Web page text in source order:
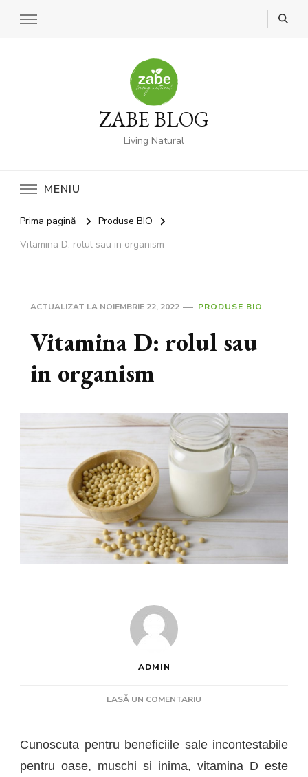
ZABE BLOG
Living Natural
MENIU
Prima pagină
Produse BIO
Vitamina D: rolul sau in organism
ACTUALIZAT LA NOIEMBRIE 22, 2022 PRODUSE BIO
Vitamina D: rolul sau
in organism
ADMIN
LASĂ UN COMENTARIU
ROLUL
IN
Cunoscuta pentru beneficiile sale incontestabile
pentru oase, muschi si inima, vitamina D este